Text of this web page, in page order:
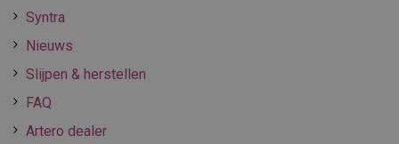
Syntra
Nieuws
Slijpen & herstellen
FAQ
Artero dealer